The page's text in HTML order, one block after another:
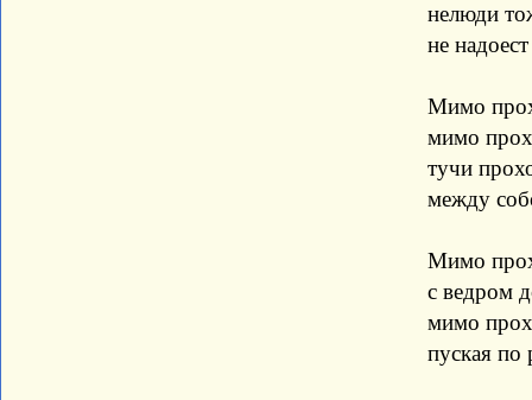
нелюди тоже
не надоест им
Мимо проходит
мимо проходит
тучи проходят с
между собою
Мимо проходит
с ведром до
мимо проходит
пуская по речке